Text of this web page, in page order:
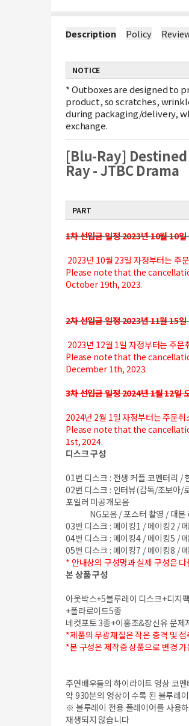
Description Policy
NOTICE
*Outboxes are designed to
product, so scratches,
during packaging/delivery,
exchange.
[Blu-Ray]
Ray - JTBC Drama
PART
1차 선입금 일정 2023년 10월 10
2023년 10월 23일 자정부터는 주
Please note that the
October 19th, 2023.
2차 선입금 일정 2023년 11월 15
2023년 12월 1일 자정부터는 주문
Please note that the
December 1th, 2023.
3차 선입금 일정 2024년 1월 12일
2024년 2월 1일 자정부터는 주문
Please note that the
1st, 2024.
디스크 구성
01번 디스크 : 전생 커플 코멘터리 /
02번 디스크 : 인터뷰(감독/조보아/
포일러 미공개모음
NG모음 / 포스터 촬영 / 대본
03번 디스크 : 메이킹1 / 메이킹2 /
04번 디스크 : 메이킹4 / 메이킹5 /
05번 디스크 : 메이킹7 / 메이킹8 /
* 안내상의 구성명과 실제 구성은
본 상품 구성
아웃박스+5블루레이 디스크+디지
+폴라로이드5종
네컷포토 3종+이홍조&장신유 문제
*제품의 무광재질은 작은 충격 및
*본 구성은 제작중 상품으로 변경
주연배우들의 하이라이트 영상 코
약 930분의 영상이 수록 된 블루레이
※ 블루레이 전용 플레이어를 사용
재생되지 않습니다